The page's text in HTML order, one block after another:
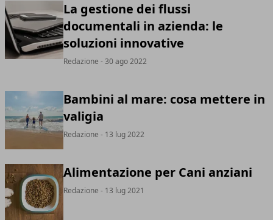
La gestione dei flussi
documentali in azienda: le
soluzioni innovative
Redazione - 30 ago 2022
Bambini al mare: cosa mettere in
valigia
Redazione - 13 lug 2022
Alimentazione per Cani anziani
Redazione - 13 lug 2021